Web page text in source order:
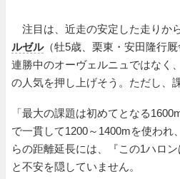
注目は、近走の安定した走りか
ルゼル（牡5歳、栗東・安田隆行
連勝中のオーヴェルニュではなく
の人気を押し上げそう。ただし、
「最大の課題は初めてとなる
で一貫して1200～1400mを使われ
らの距離延長には、『この1ハロ
と不安を隠していません。